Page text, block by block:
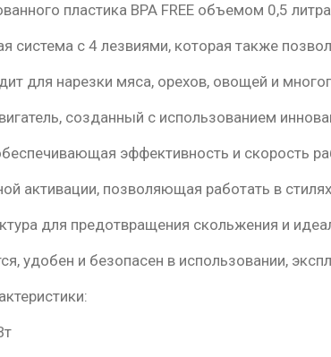
пластика BPA FREE объемом 0,5
система с 4 лезвиями, которая также
для нарезки мяса, орехов, овощей и
созданный с использованием
эффективность и скорость
активации, позволяющая работать в
для предотвращения скольжения и
удобен и безопасен в использовании,